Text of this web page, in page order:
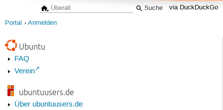
via DuckDuckGo
Portal Anmelden
Ubuntu
FAQ
Verein
ubuntuusers.de
Über ubuntuusers.de